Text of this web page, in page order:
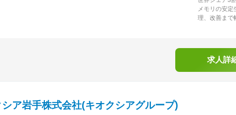
メモリの安
理、改善まで
求人詳
ア岩手株式会社(キオクシアグループ)